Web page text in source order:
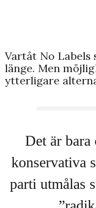
Vartåt No Labels
länge. Men
ytterligare
Det är bara
konservativa
parti utmålas